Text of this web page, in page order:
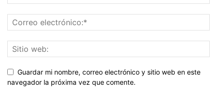
Guardar mi nombre, correo electrónico y sitio web en este
navegador la próxima vez que comente.